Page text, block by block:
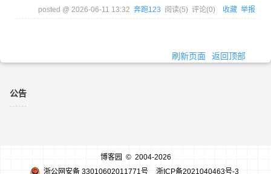
posted @ 2026-06-11 13:32 奔跑123 阅读(5) 评论(0) 收藏 举报
刷新页面 返回顶部
公告
博客园 © 2004-2026
浙公网安备 33010602011771号
浙ICP备2021040463号-3